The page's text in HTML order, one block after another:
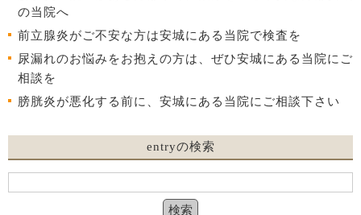
の当院へ
前立腺炎がご不安な方は安城にある当院で検査を
尿漏れのお悩みをお抱えの方は、ぜひ安城にある当院にご
相談を
膀胱炎が悪化する前に、安城にある当院にご相談下さい
entryの検索